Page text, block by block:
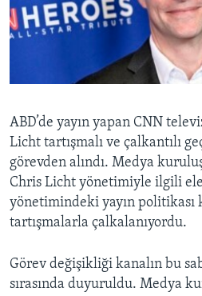
HAYATTAN
BIZI TAKIP EDIN
Diller
ABD’de yayın yapan CNN
Licht tartışmalı ve çalkantılı
görevden alındı. Medya
Chris Licht yönetimiyle ilgili
yönetimindeki yayın politikası
tartışmalarla çalkalanıyordu.
Görev değişikliği kanalın bu
sırasında duyuruldu. Medya